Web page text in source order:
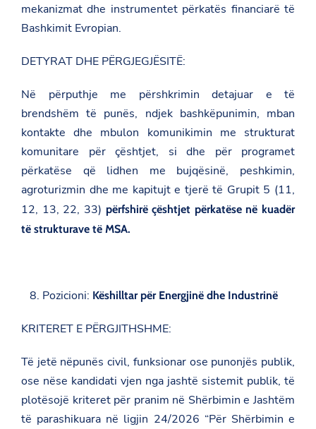
mekanizmat dhe instrumentet përkatës financiarë të
Bashkimit Evropian.
DETYRAT DHE PËRGJEGJËSITË:
Në përputhje me përshkrimin detajuar e të
brendshëm të punës, ndjek bashkëpunimin, mban
kontakte dhe mbulon komunikimin me strukturat
komunitare për çështjet, si dhe për programet
përkatëse që lidhen me bujqësinë, peshkimin,
agroturizmin dhe me kapitujt e tjerë të Grupit 5 (11,
12, 13, 22, 33) përfshirë çështjet përkatëse në kuadër
të strukturave të MSA.
Pozicioni: Këshilltar për Energjinë dhe Industrinë
KRITERET E PËRGJITHSHME:
Të jetë nëpunës civil, funksionar ose punonjës publik,
ose nëse kandidati vjen nga jashtë sistemit publik, të
plotësojë kriteret për pranim në Shërbimin e Jashtëm
të parashikuara në ligjin 24/2026 “Për Shërbimin e